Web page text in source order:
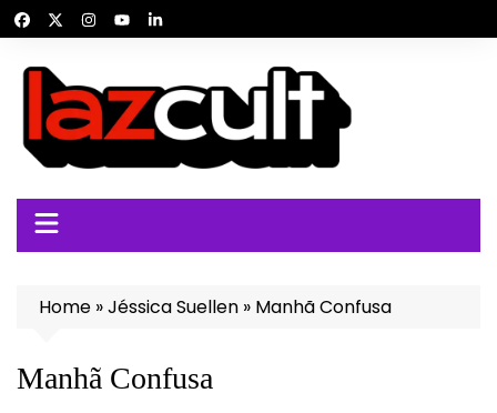
para
conteúdo
Home »Jéssica Suellen » Manhã Confusa
Manhã Confusa